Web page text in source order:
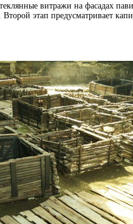
витражи на фасадах
Второй этап предусматривает